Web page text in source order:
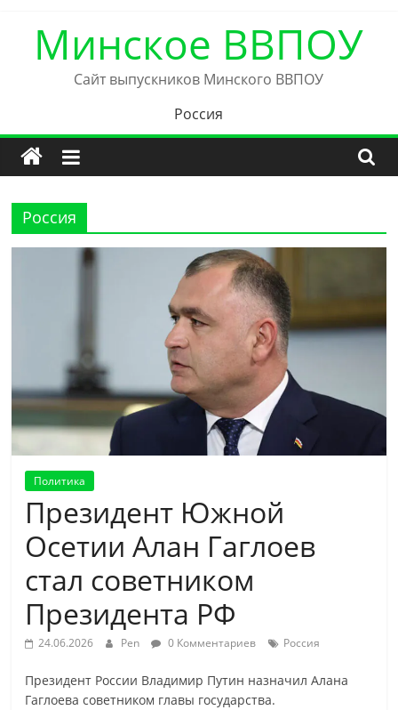
contentМинское ВВПОУ
Сайт выпускников Минского ВВПОУ
Россия
Россия
Политика
Президент Южной
Осетии Алан Гаглоев
стал советником
Президента РФ
24.06.2026 Pen 0 Комментариев Россия
Президент России Владимир Путин назначил Алана
Гаглоева советником главы государства.